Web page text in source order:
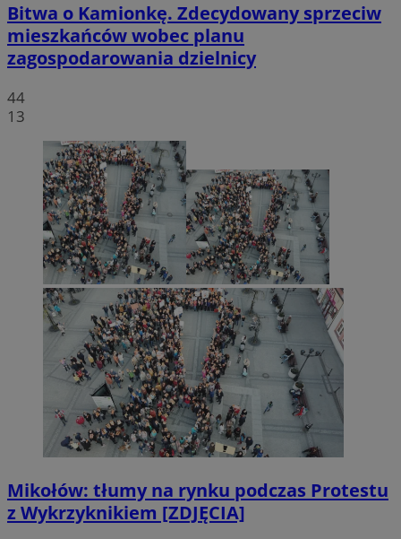
Bitwa o Kamionkę. Zdecydowany sprzeciw
mieszkańców wobec planu
zagospodarowania dzielnicy
44
13
Mikołów: tłumy na rynku podczas Protestu
z Wykrzyknikiem [ZDJĘCIA]